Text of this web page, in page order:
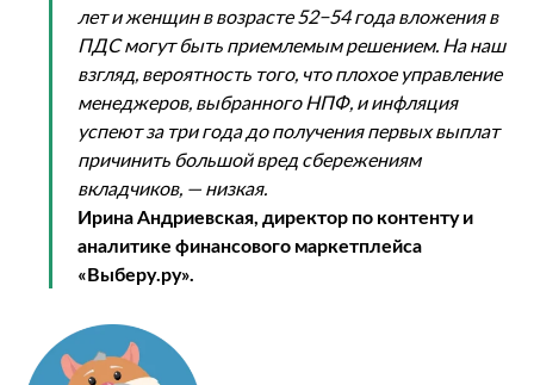
лет и женщин в возрасте 52−54 года вложения в
ПДС могут быть приемлемым решением. На наш
взгляд, вероятность того, что плохое управление
менеджеров, выбранного НПФ, и инфляция
успеют за три года до получения первых выплат
причинить большой вред сбережениям
вкладчиков, — низкая.
Ирина Андриевская, директор по контенту и
аналитике финансового маркетплейса
«Выберу.ру».